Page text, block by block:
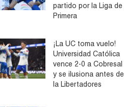
partido por la Liga de
Primera
¡La UC toma vuelo!
Universidad Católica
vence 2-0 a Cobresal
y se ilusiona antes de
la Libertadores